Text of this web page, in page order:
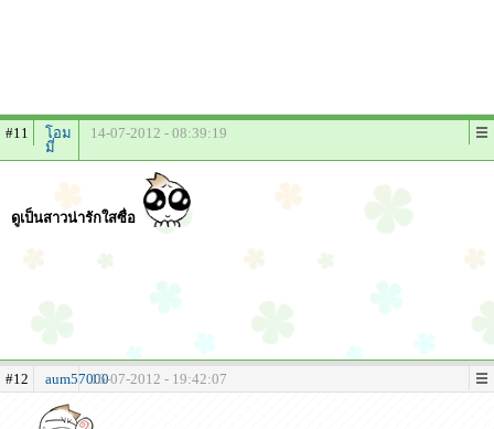
#11
โอม
มี่
14-07-2012 - 08:39:19
ดูเป็นสาวน่ารักใสซื่อ
#12 aum5700016-07-2012 - 19:42:07